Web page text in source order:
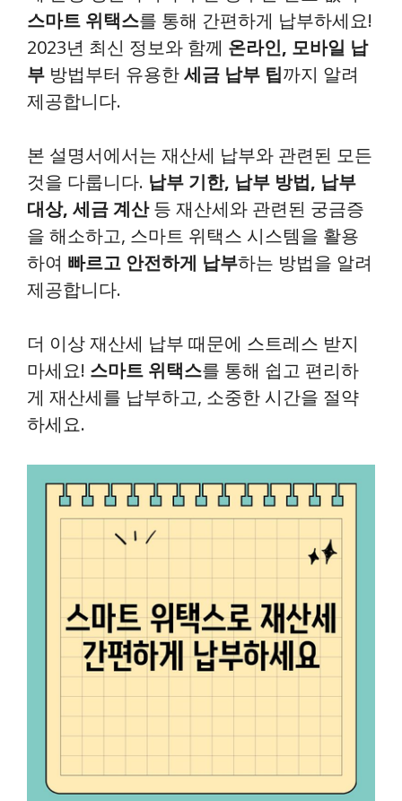
스마트 위택스를 통해 간편하게 납부하세요!
2023년 최신 정보와 함께 온라인, 모바일 납
부 방법부터 유용한세금 납부 팁까지 알려
제공합니다.
본 설명서에서는 재산세 납부와 관련된 모든
것을 다룹니다. 납부 기한, 납부 방법, 납부
대상, 세금 계산등 재산세와 관련된 궁금증
을 해소하고, 스마트 위택스 시스템을 활용
하여 빠르고 안전하게 납부하는 방법을 알려
제공합니다.
더 이상 재산세 납부 때문에 스트레스 받지
마세요! 스마트 위택스를 통해 쉽고 편리하
게 재산세를 납부하고, 소중한 시간을 절약
하세요.